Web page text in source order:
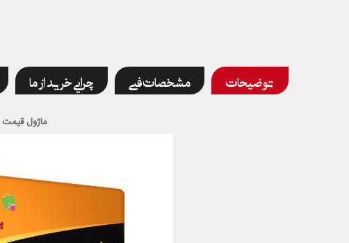
توضیحات مشخصات فنی چرایی خرید از ما
ماژول قیمت